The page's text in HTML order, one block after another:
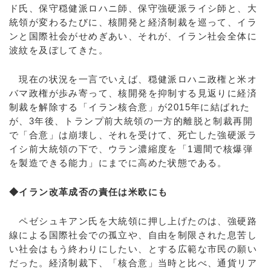
ド氏、保守穏健派ロハニ師、保守強硬派ライシ師と、大
統領が変わるたびに、核開発と経済制裁を巡って、イラ
ンと国際社会がせめぎあい、それが、イラン社会全体に
波紋を及ぼしてきた。
現在の状況を一言でいえば、穏健派ロハニ政権と米オ
バマ政権が歩み寄って、核開発を抑制する見返りに経済
制裁を解除する「イラン核合意」が2015年に結ばれた
が、3年後、トランプ前大統領の一方的離脱と制裁再開
で「合意」は崩壊し、それを受けて、死亡した強硬派ラ
イシ前大統領の下で、ウラン濃縮度を「1週間で核爆弾
を製造できる能力」にまでに高めた状態である。
◆イラン改革成否の責任は米欧にも
ペゼシュキアン氏を大統領に押し上げたのは、強硬路
線による国際社会での孤立や、自由を制限された息苦し
い社会はもう終わりにしたい、とする広範な市民の願い
だった。経済制裁下、「核合意」当時と比べ、通貨リア